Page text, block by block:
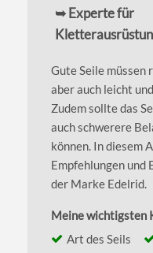
➥ Experte für
Gute Seile müssen
aber auch leicht
Zudem sollte das
auch schwerere
können. In diesem
Empfehlungen und
der Marke Edelrid.
Meine wichtigsten
Art des Seils